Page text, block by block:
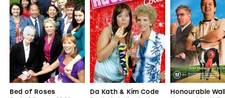
Bed of Roses Da Kath & Kim Code